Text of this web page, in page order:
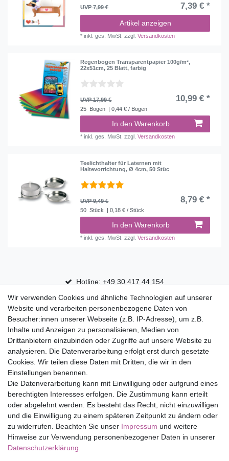
UVP 7,99 € 7,39 € *
Artikel anzeigen
*inkl. ges. MwSt. zzgl.Versandkosten
Regenbogen Transparentpapier 100g/m²,
22x51cm, 25 Blatt, farbig
UVP 17,99 € 10,99 € *
25 Bogen | 0,44 € / Bogen
In den Warenkorb
*inkl. ges. MwSt. zzgl.Versandkosten
Teelichthalter für Laternen mit
Haltevorrichtung, Ø 4cm, 50 Stüc
UVP 9,49 € 8,79 € *
50 Stück | 0,18 € / Stück
In den Warenkorb
*inkl. ges. MwSt. zzgl.Versandkosten
Hotline: +49 30 417 44 154
30 Tage Rückgaberecht
Versandfrei ab 75 € in Deutschland
Top Marken
Eduplay
Folia Bringmann
Shop
Mein Konto
Service
Versandkosten
Wir verwenden Cookies und ähnliche Technologien auf unserer
Website und verarbeiten personenbezogene Daten von
Besucher:innen unserer Webseite (z.B. IP-Adresse), um z.B.
Inhalte und Anzeigen zu personalisieren, Medien von
Drittanbietern einzubinden oder Zugriffe auf unsere Website zu
analysieren. Die Datenverarbeitung erfolgt erst durch gesetzte
Cookies. Wir teilen diese Daten mit Dritten, die wir in den
Einstellungen benennen.
Die Datenverarbeitung kann mit Einwilligung oder aufgrund eines
berechtigten Interesses erfolgen. Die Zustimmung kann erteilt
oder abgelehnt werden. Es besteht das Recht, nicht einzuwilligen
und die Einwilligung zu einem späteren Zeitpunkt zu ändern oder
zu widerrufen. Beachten Sie unser Impressum und weitere
Hinweise zur Verwendung personenbezogener Daten in unserer
Daten­schutz­erklärung